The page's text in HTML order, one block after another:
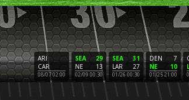
ARI
CAR
08/07 02:00
29
SEA
13
NE
02/09 00:30
31
SEA
27
LAR
01/26 00:30
7
DEN
10
NE
01/25 21:00